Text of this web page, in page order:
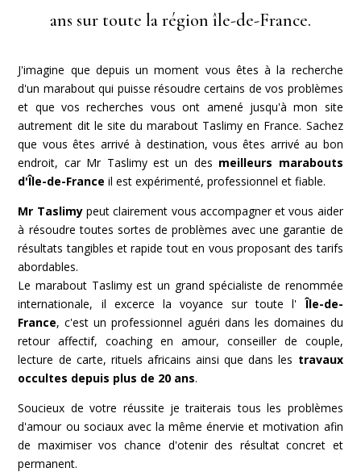
ans sur toute la région île-de-France.
J'imagine que depuis un moment vous êtes à la recherche
d'un marabout qui puisse résoudre certains de vos problèmes
et que vos recherches vous ont amené jusqu'à mon site
autrement dit le site du marabout Taslimy en France. Sachez
que vous êtes arrivé à destination, vous êtes arrivé au bon
endroit, car Mr Taslimy est un des meilleurs marabouts
d'Île-de-France il est expérimenté, professionnel et fiable.
Mr Taslimypeut clairement vous accompagner et vous aider
à résoudre toutes sortes de problèmes avec une garantie de
résultats tangibles et rapide tout en vous proposant des tarifs
abordables.
Le marabout Taslimy est un grand spécialiste de renommée
internationale, il excerce la voyance sur toute l'Île-de-
France, c'est un professionnel aguéri dans les domaines du
retour affectif, coaching en amour, conseiller de couple,
lecture de carte, rituels africains ainsi que dans les travaux
occultes depuis plus de 20 ans.
Soucieux de votre réussite je traiterais tous les problèmes
d'amour ou sociaux avec la même énervie et motivation afin
de maximiser vos chance d'otenir des résultat concret et
permanent.